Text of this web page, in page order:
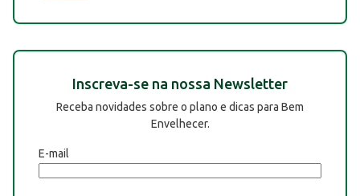
Inscreva-se na nossa Newsletter
Receba novidades sobre o plano e dicas para Bem
Envelhecer.
E-mail